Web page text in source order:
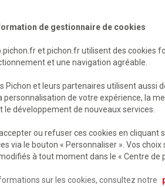
de gestionnaire de cookies
et pichon.fr utilisent des cookies
et une navigation agréable.
Pichon et leurs partenaires utilisent aussi
personnalisation de votre expérience, la
le développement de nouveaux services.
ou refuser ces cookies en cliquant
via le bouton « Personnaliser ». Vos
à tout moment dans le « Centre de
sur les cookies, consultez notre